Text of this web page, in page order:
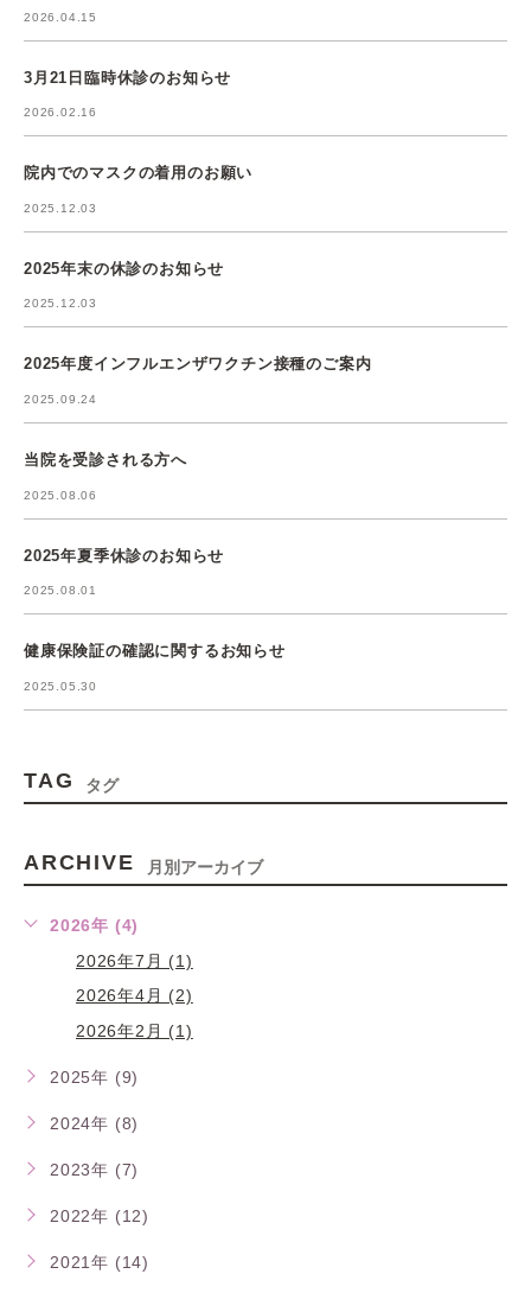
2026.04.15
3月21日臨時休診のお知らせ
2026.02.16
院内でのマスクの着用のお願い
2025.12.03
2025年末の休診のお知らせ
2025.12.03
2025年度インフルエンザワクチン接種のご案内
2025.09.24
当院を受診される方へ
2025.08.06
2025年夏季休診のお知らせ
2025.08.01
健康保険証の確認に関するお知らせ
2025.05.30
TAG タグ
ARCHIVE 月別アーカイブ
2026年 (4)
2026年7月 (1)
2026年4月 (2)
2026年2月 (1)
2025年 (9)
2024年 (8)
2023年 (7)
2022年 (12)
2021年 (14)